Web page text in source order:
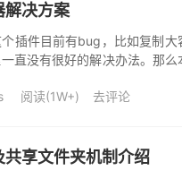
决方案
插件目前有bug，比如复制大
直没有很好的解决办法。那么
阅读(1W+) 去评论
享文件夹机制介绍